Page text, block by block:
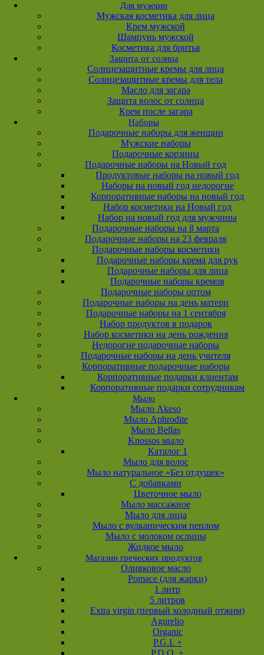
Для мужчин
Мужская косметика для лица
Крем мужской
Шампунь мужской
Косметика для бритья
Защита от солнца
Солнцезащитные кремы для лица
Солнцезащитные кремы для тела
Масло для загара
Защита волос от солнца
Крем после загара
Наборы
Подарочные наборы для женщин
Мужские наборы
Подарочные корзины
Подарочные наборы на Новый год
Продуктовые наборы на новый год
Наборы на новый год недорогие
Корпоративные наборы на новый год
Набор косметики на Новый год
Набор на новый год для мужчины
Подарочные наборы на 8 марта
Подарочные наборы на 23 февраля
Подарочные наборы косметики
Подарочные наборы крема для рук
Подарочные наборы для лица
Подарочные наборы кремов
Подарочные наборы оптом
Подарочные наборы на день матери
Подарочные наборы на 1 сентября
Набор продуктов в подарок
Набор косметики на день рождения
Недорогие подарочные наборы
Подарочные наборы на день учителя
Корпоративные подарочные наборы
Корпоративные подарки клиентам
Корпоративные подарки сотрудникам
Мыло
Мыло Akeso
Мыло Aphrodite
Мыло Bellas
Knossos мыло
Каталог 1
Мыло для волос
Мыло натуральное «Без отдушек»
С добавками
Цветочное мыло
Мыло массажное
Мыло для лица
Мыло с вулканическим пеплом
Мыло с молоком ослицы
Жидкое мыло
Магазин греческих продуктов
Оливковое масло
Pomace (для жарки)
1 литр
5 литров
Extra virgin (первый холодный отжим)
Agurelio
Organic
P.G.I. +
P.D.O. +